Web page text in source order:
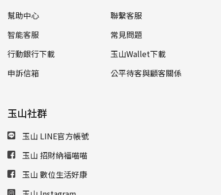
幫助中心
聯繫客服
智能客服
常見問題
行動銀行下載
玉山Wallet下載
申訴信箱
公平待客與顧客關係
玉山社群
玉山 LINE官方帳號
玉山 招財納福喵喵
玉山 數位生活好康